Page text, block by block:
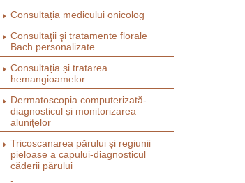
Consultația medicului onicolog
Consultaţii şi tratamente florale
Bach personalizate
Consultația și tratarea
hemangioamelor
Dermatoscopia computerizată-
diagnоsticul și monitorizarea
alunițelor
Tricoscanarea părului și regiunii
pieloase a capului-diagnosticul
căderii părului